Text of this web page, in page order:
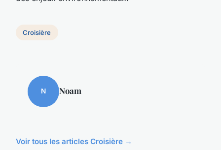
Croisière
N Noam
Voir tous les articles Croisière →